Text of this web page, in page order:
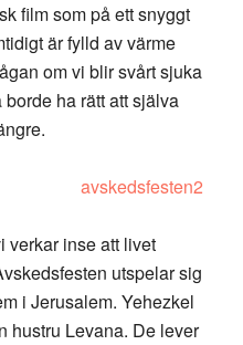
film som på ett snyggt
är fylld av värme
om vi blir svårt sjuka
ha rätt att själva
verkar inse att livet
utspelar sig
i Jerusalem. Yehezkel
hustru Levana. De lever